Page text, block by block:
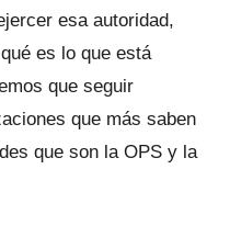
esa autoridad,
es lo que está
que seguir
que más saben
que son la OPS y la